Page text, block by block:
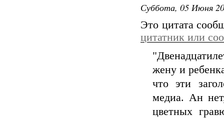
Суббота, 05 Июня
Это цитата
цитатник или
жену и
что эти
медиа. Ан
цветных